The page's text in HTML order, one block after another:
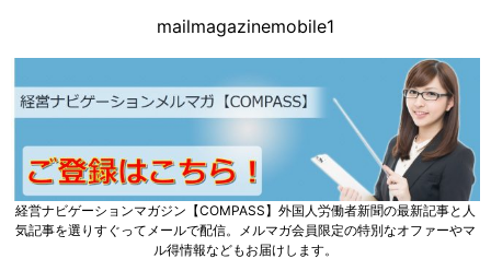
mailmagazinemobile1
経営ナビゲーションマガジン【COMPASS】外国人労働者新聞の最新記事と人
気記事を選りすぐってメールで配信。メルマガ会員限定の特別なオファーやマ
ル得情報などもお届けします。